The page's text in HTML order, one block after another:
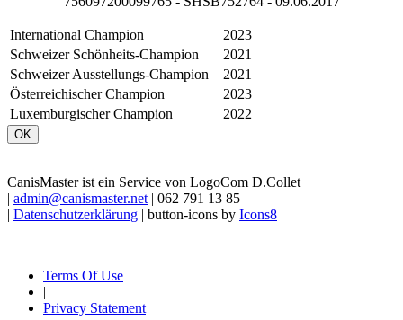
International Champion
2023
Schweizer Schönheits-Champion
2021
Schweizer Ausstellungs-Champion
2021
Österreichischer Champion
2023
Luxemburgischer Champion
2022
OK
CanisMaster ist ein Service von LogoCom D.Collet
admin@canismaster.net| 062 791 13 85
Datenschutzerklärung | button-icons by Icons8
Terms Of Use
Privacy Statement